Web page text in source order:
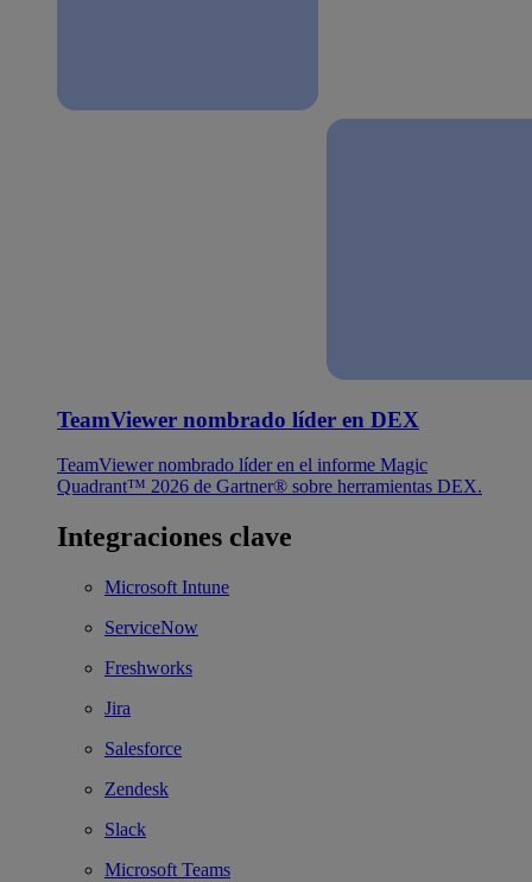
TeamViewer nombrado líder en DEX
TeamViewer nombrado líder en el informe Magic
Quadrant™ 2026 de Gartner® sobre herramientas DEX.
Integraciones clave
Microsoft Intune
ServiceNow
Freshworks
Jira
Salesforce
Zendesk
Slack
Microsoft Teams